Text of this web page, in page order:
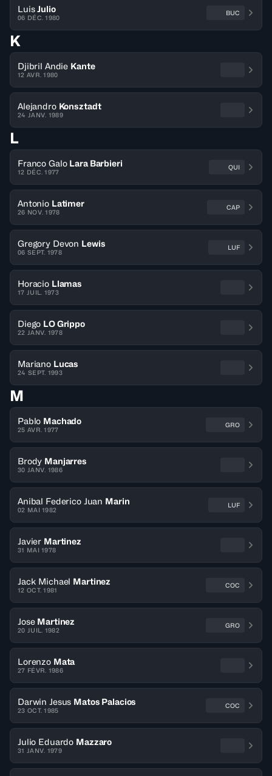
Luis Julio
06 DÉC. 1980
BUC
K
Djibril Andie Kante
12 AVR. 1980
Alejandro Konsztadt
24 JANV. 1989
L
Franco Galo Lara Barbieri
12 DÉC. 1977
QUI
Antonio Latimer
26 NOV. 1978
CAP
Gregory Devon Lewis
06 SEPT. 1978
LUF
Horacio Llamas
17 JUIL. 1973
Diego LO Grippo
22 JANV. 1978
Mariano Lucas
24 SEPT. 1993
M
Pablo Machado
25 AVR. 1977
GRO
Brody Manjarres
30 JANV. 1986
Anibal Federico Juan Marin
02 MAI 1982
LUF
Javier Martinez
31 MAI 1978
Jack Michael Martinez
12 OCT. 1981
COC
Jose Martinez
20 JUIL. 1982
GRO
Lorenzo Mata
27 FÉVR. 1986
Darwin Jesus Matos Palacios
23 OCT. 1985
COC
Julio Eduardo Mazzaro
31 JANV. 1979